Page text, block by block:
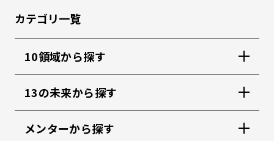
カテゴリ一覧
10領域から探す
13の未来から探す
メンターから探す